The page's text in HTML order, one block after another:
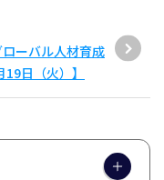
ーバル人材育成
日（火）】